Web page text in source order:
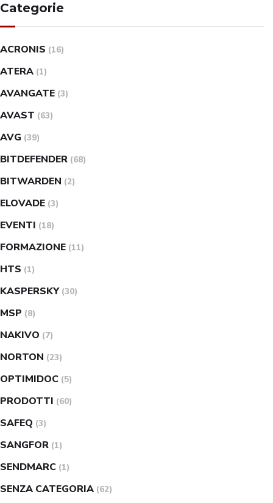
Categorie
ACRONIS (16)
ATERA (1)
AVANGATE (3)
AVAST (63)
AVG (39)
BITDEFENDER (68)
BITWARDEN (2)
ELOVADE (3)
EVENTI (18)
FORMAZIONE (11)
HTS (1)
KASPERSKY (30)
MSP (8)
NAKIVO (7)
NORTON (23)
OPTIMIDOC (5)
PRODOTTI (60)
SAFEQ (3)
SANGFOR (1)
SENDMARC (1)
SENZA CATEGORIA (62)